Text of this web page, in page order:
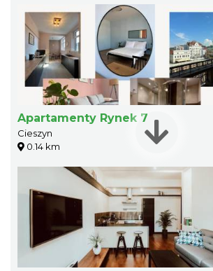
Apartamenty Rynek 7
Cieszyn
0.14 km